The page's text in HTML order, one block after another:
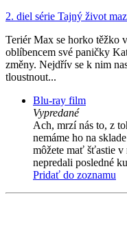
2. diel série Tajný život
Teriér Max se horko těžko
oblíbencem své paničky
změny. Nejdřív se k nim
tloustnout...
Blu-ray film
Vypredané
Ach, mrzí nás to, z
nemáme ho na
môžete mať šťastie
nepredali posledné
Pridať do zoznamu